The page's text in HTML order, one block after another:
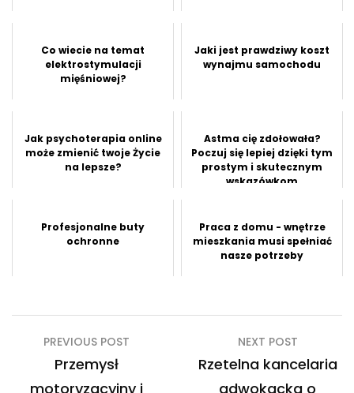
Co wiecie na temat
elektrostymulacji
mięśniowej?
Jaki jest prawdziwy koszt
wynajmu samochodu
Jak psychoterapia online
może zmienić twoje Życie
na lepsze?
Astma cię zdołowała?
Poczuj się lepiej dzięki tym
prostym i skutecznym
wskazówkom
Profesjonalne buty
ochronne
Praca z domu - wnętrze
mieszkania musi spełniać
nasze potrzeby
Nawigacja
wpisu
PREVIOUS POST
Przemysł
motoryzacyjny i
NEXT POST
Rzetelna kancelaria
adwokacka o